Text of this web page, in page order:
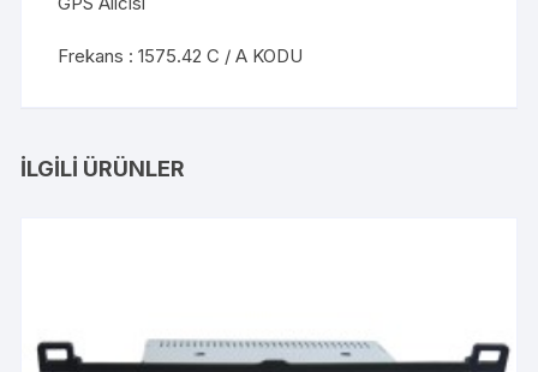
Frekans : 1575.42 C / A KODU
İLGILI ÜRÜNLER